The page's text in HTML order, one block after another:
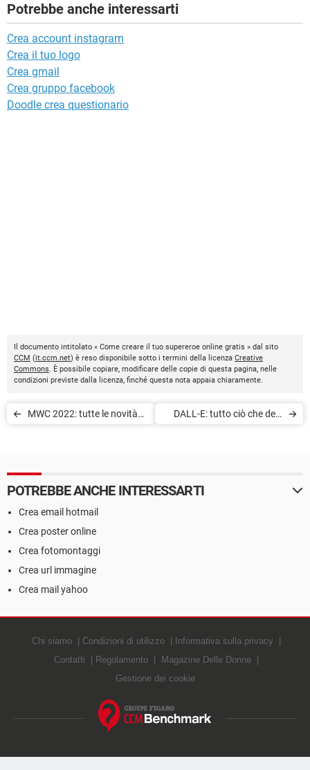
Potrebbe anche interessarti
Crea account instagram
Crea il tuo logo
Crea gmail
Crea gruppo facebook
Doodle crea questionario
Il documento intitolato « Come creare il tuo supereroe online gratis » dal sito
CCM (it.ccm.net) è reso disponibile sotto i termini della licenza Creative
Commons. È possibile copiare, modificare delle copie di questa pagina, nelle
condizioni previste dalla licenza, finché questa nota appaia chiaramente.
MWC 2022: tutte le novità
DALL-E: tutto ciò che devi
POTREBBE ANCHE INTERESSARTI
Crea email hotmail
Crea poster online
Crea fotomontaggi
Crea url immagine
Crea mail yahoo
Chi siamo Condizioni di utilizzo
Informativa sulla privacy
Contatti
Regolamento
Magazine Delle Donne
Gestione dei cookie